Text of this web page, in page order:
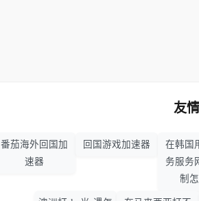
友
番茄海外回国加
速器
回国游戏加速器
在韩国
务服务
制